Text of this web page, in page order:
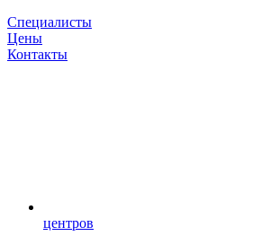
Специалисты
Цены
Контакты
центров